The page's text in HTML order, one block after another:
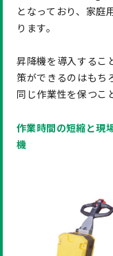
となっており、家庭
ります。
昇降機を導入するこ
策ができるのはもち
同じ作業性を保つこ
作業時間の短縮と現
機